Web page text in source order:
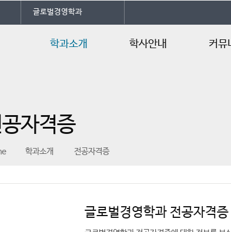
글로벌경영학과
학과소개
오시는길
학사안내 커뮤
자격증
학과소개 전공자격증
글로벌경영학과 전공자격증